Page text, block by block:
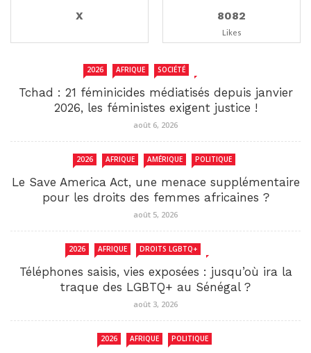
X 8082
Likes
2026 AFRIQUE SOCIÉTÉ
Tchad : 21 féminicides médiatisés depuis janvier
2026, les féministes exigent justice !
août 6, 2026
2026 AFRIQUE AMÉRIQUE POLITIQUE
Le Save America Act, une menace supplémentaire
pour les droits des femmes africaines ?
août 5, 2026
2026 AFRIQUE DROITS LGBTQ+
Téléphones saisis, vies exposées : jusqu’où ira la
traque des LGBTQ+ au Sénégal ?
août 3, 2026
2026 AFRIQUE POLITIQUE